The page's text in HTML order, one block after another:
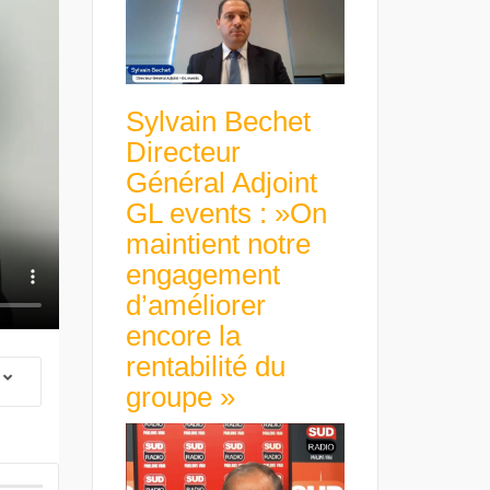
Euro numérique : la BCE
Sylvain Bechet
Directeur
Général Adjoint
GL events : »On
maintient notre
engagement
d’améliorer
encore la
rentabilité du
groupe »